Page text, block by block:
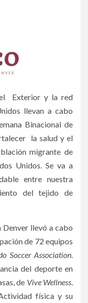
Exterior y la red
llevan a cabo
Binacional de
la salud y el
migrante de
Unidos. Se va a
entre nuestra
del tejido de
Denver llevó a cabo
de 72 equipos
Soccer Association
del deporte en
de Vive Wellness
física y su